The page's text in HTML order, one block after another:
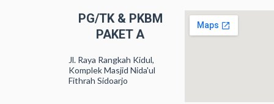
PG/TK & PKBM
PAKET A
Jl. Raya Rangkah Kidul,
Komplek Masjid Nida'ul
Fithrah Sidoarjo